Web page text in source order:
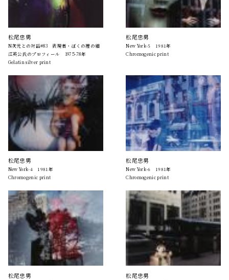
松尾忠男
N次元との対話#83 表現者・ぼくの裡の細
江英公氏のプロフィール 1975-78年
Gelatin silver print
松尾忠男
New York-5 1981年
Chromogenic print
松尾忠男
New York-4 1981年
Chromogenic print
松尾忠男
New York-6 1981年
Chromogenic print
松尾忠男 松尾忠男